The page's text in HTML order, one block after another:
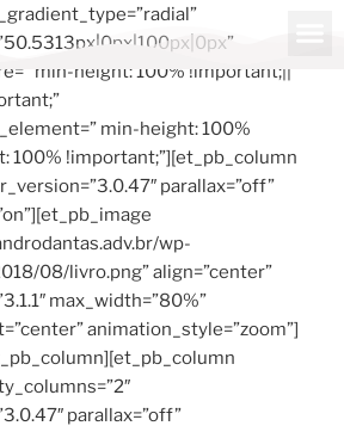
min-height: 100% !important;||
min-height: 100%
100% !important;”][et_pb_column
parallax=”off”
wp-
08/livro.png” align=”center”
max_width=”80%”
animation_style=”zoom”]
parallax=”off”